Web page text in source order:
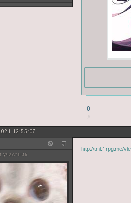
0
12:55:07
участник
http://tmi.f-rpg.me/